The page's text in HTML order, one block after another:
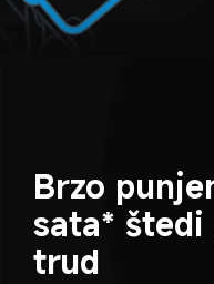
Brzo
sata*
trud